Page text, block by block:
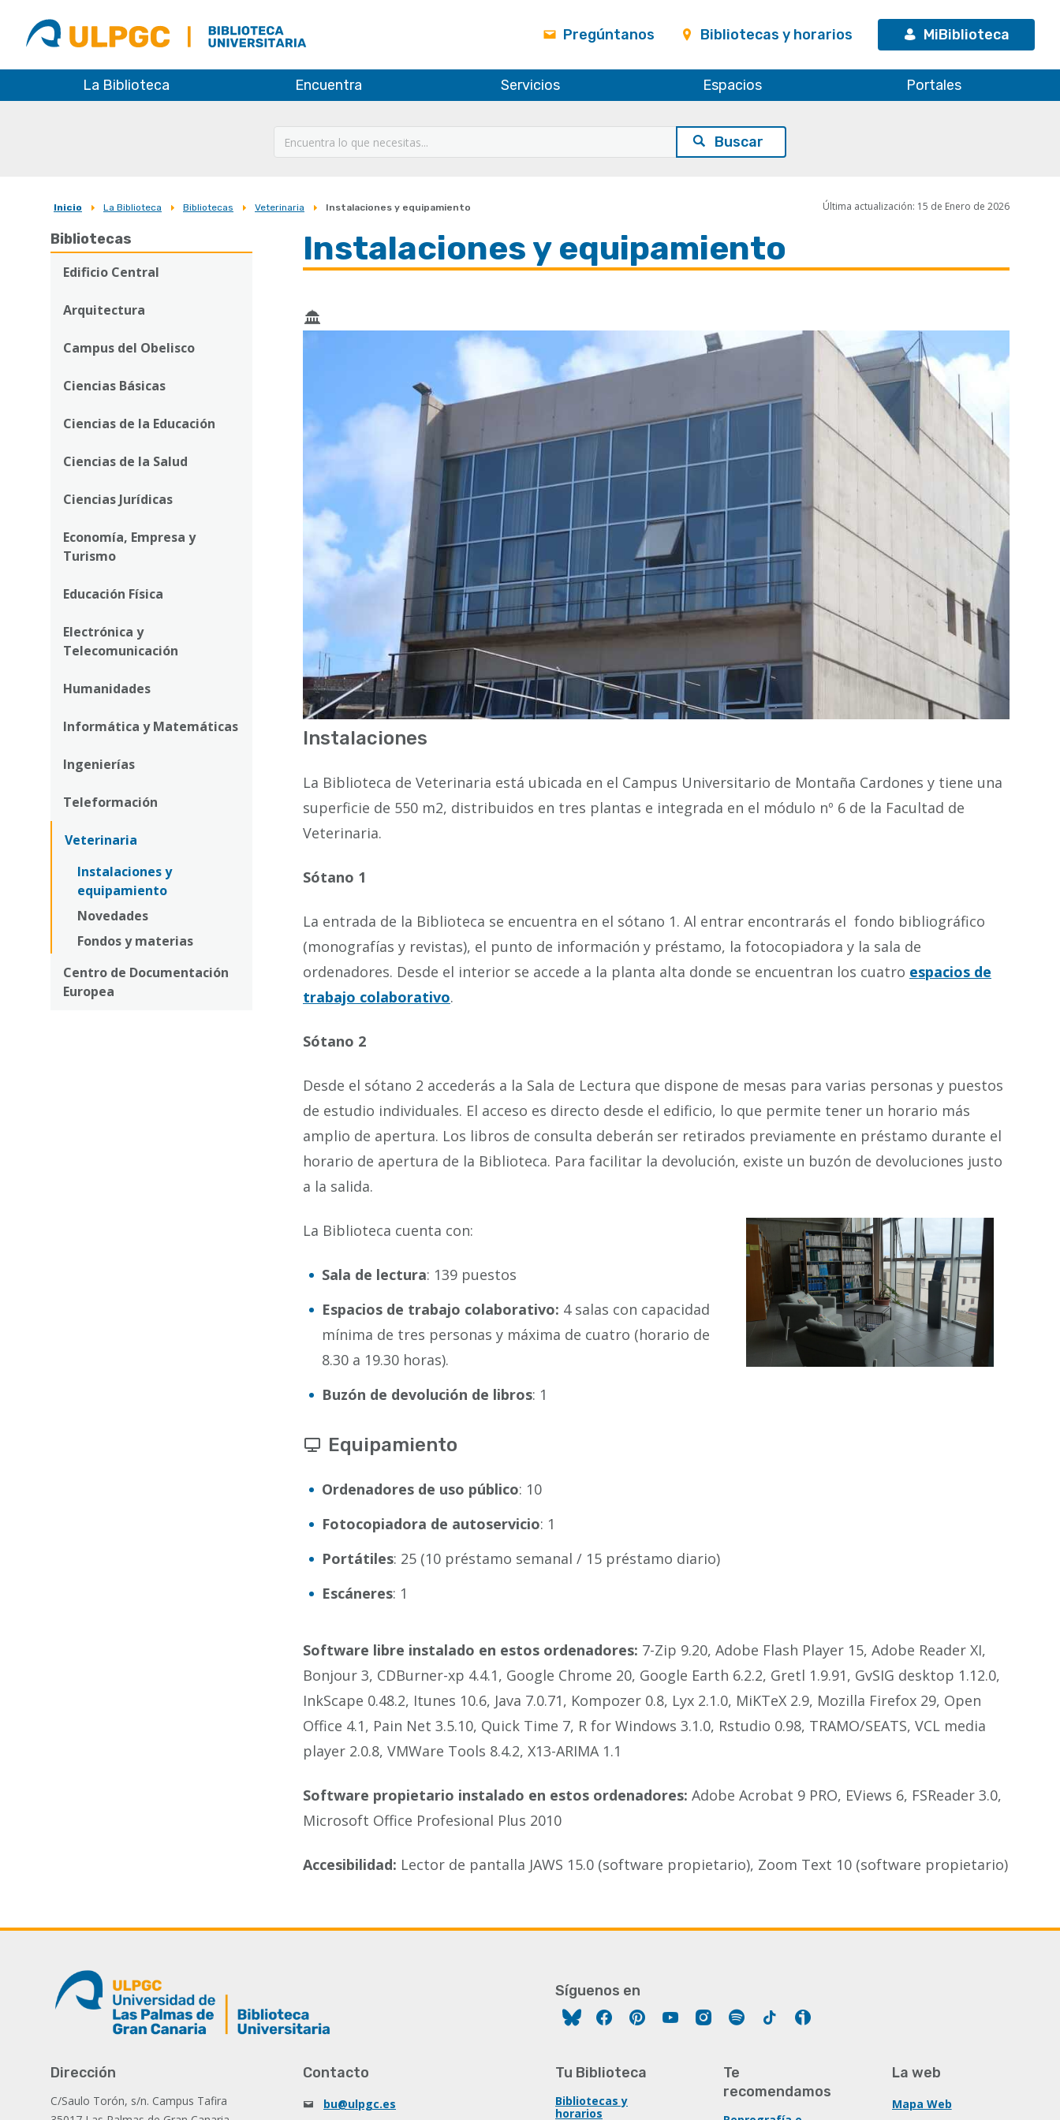
ULPGC
Biblioteca
ULPGC
Pregúntanos Bibliotecas y horarios MiBiblioteca
La Biblioteca Encuentra Servicios Espacios Portales
Sobrescribir
enlaces
de
ayuda
la
navegación
Inicio La Biblioteca Bibliotecas Veterinaria Instalaciones y equipamiento Última actualización: 15 de Enero de 2026
Bibliotecas
Edificio Central
Arquitectura
Campus del Obelisco
Ciencias Básicas
Ciencias de la Educación
Ciencias de la Salud
Ciencias Jurídicas
Economía, Empresa y
Turismo
Educación Física
Electrónica y
Telecomunicación
Humanidades
Informática y Matemáticas
Ingenierías
Teleformación
Veterinaria
Instalaciones y
equipamiento
Novedades
Fondos y materias
Centro de Documentación
Europea
Instalaciones y equipamiento
Instalaciones
La Biblioteca de Veterinaria está ubicada en el Campus Universitario de Montaña Cardones y tiene una
superficie de 550 m2, distribuidos en tres plantas e integrada en el módulo nº 6 de la Facultad de
Veterinaria.
Sótano 1
La entrada de la Biblioteca se encuentra en el sótano 1. Al entrar encontrarás el fondo bibliográfico
(monografías y revistas), el punto de información y préstamo, la fotocopiadora y la sala de
ordenadores. Desde el interior se accede a la planta alta donde se encuentran los cuatro espacios de
trabajo colaborativo.
Sótano 2
Desde el sótano 2 accederás a la Sala de Lectura que dispone de mesas para varias personas y puestos
de estudio individuales. El acceso es directo desde el edificio, lo que permite tener un horario más
amplio de apertura. Los libros de consulta deberán ser retirados previamente en préstamo durante el
horario de apertura de la Biblioteca. Para facilitar la devolución, existe un buzón de devoluciones justo
a la salida.
La Biblioteca cuenta con:
Sala de lectura: 139 puestos
Espacios de trabajo colaborativo: 4 salas con capacidad
mínima de tres personas y máxima de cuatro (horario de
8.30 a 19.30 horas).
Buzón de devolución de libros: 1
Equipamiento
Ordenadores de uso público: 10
Fotocopiadora de autoservicio: 1
Portátiles: 25 (10 préstamo semanal / 15 préstamo diario)
Escáneres: 1
Software libre instalado en estos ordenadores: 7-Zip 9.20, Adobe Flash Player 15, Adobe Reader XI,
Bonjour 3, CDBurner-xp 4.4.1, Google Chrome 20, Google Earth 6.2.2, Gretl 1.9.91, GvSIG desktop 1.12.0,
InkScape 0.48.2, Itunes 10.6, Java 7.0.71, Kompozer 0.8, Lyx 2.1.0, MiKTeX 2.9, Mozilla Firefox 29, Open
Office 4.1, Pain Net 3.5.10, Quick Time 7, R for Windows 3.1.0, Rstudio 0.98, TRAMO/SEATS, VCL media
player 2.0.8, VMWare Tools 8.4.2, X13-ARIMA 1.1
Software propietario instalado en estos ordenadores: Adobe Acrobat 9 PRO, EViews 6, FSReader 3.0,
Microsoft Office Profesional Plus 2010
Accesibilidad: Lector de pantalla JAWS 15.0 (software propietario), Zoom Text 10 (software propietario)
Síguenos en
FacebookPinterestYouTubeInstagram
Spotify Tiktok
Dirección
C/Saulo Torón, s/n. Campus Tafira
Contacto
bu@ulpgc.es
Tu Biblioteca
Bibliotecas y
horarios
Te
recomendamos
La web
Mapa Web